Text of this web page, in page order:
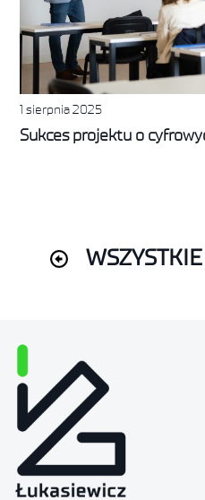
1 sierpnia 2025
Sukces projektu o